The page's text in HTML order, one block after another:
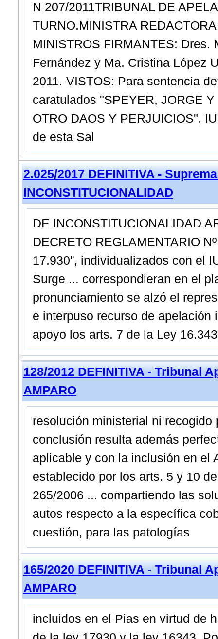
N 207/2011TRIBUNAL DE
TURNO.MINISTRA
MINISTROS FIRMANTES: Dres.
Fernández y Ma. Cristina López
2011.-VISTOS: Para sentencia
caratulados "SPEYER, JORGE
OTRO DAOS Y PERJUICIOS",
de esta Sal
2.025/2017 DEFINITIVA -
INCONSTITUCIONALIDAD
DE INCONSTITUCIONALIDAD
DECRETO REGLAMENTARIO
17.930”, individualizados con el
Surge ... correspondieran en el
pronunciamiento se alzó el
e interpuso recurso de
apoyo los arts. 7 de la Ley
128/2012 DEFINITIVA - Tribunal
AMPARO
resolución ministerial ni
conclusión resulta además
aplicable y con la inclusión en el
establecido por los arts. 5 y 10
265/2006 ... compartiendo las
autos respecto a la específica
cuestión, para las patologías
165/2020 DEFINITIVA - Tribunal
AMPARO
incluidos en el Pias en virtud de